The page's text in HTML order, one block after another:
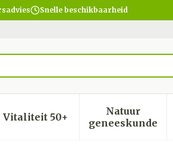
Snelle beschikbaarheid
hygiëne categorie
en vitamines categorie
voor Zwangerschap en
Vitaliteit 50+Toon submenu voor
Natuur
geneeskunde
Toon